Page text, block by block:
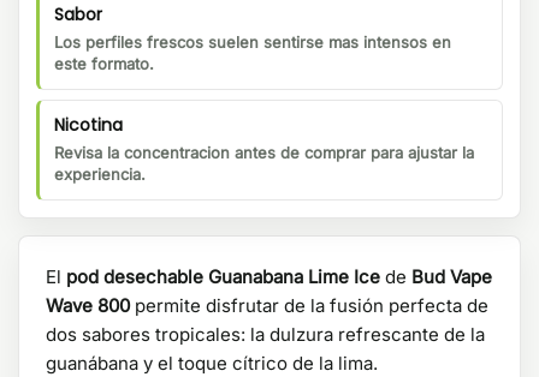
Sabor
Los perfiles frescos suelen sentirse mas intensos en
este formato.
Nicotina
Revisa la concentracion antes de comprar para ajustar la
experiencia.
El pod desechable Guanabana Lime Ice de Bud Vape
Wave 800permite disfrutar de la fusión perfecta de
dos sabores tropicales: la dulzura refrescante de la
guanábana y el toque cítrico de la lima.